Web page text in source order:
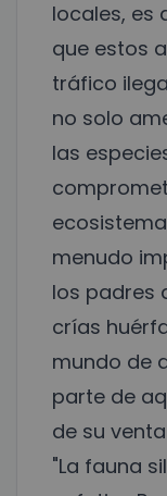
locales, es
que estos
tráfico
no solo
las
menudo
los padres
crías
mundo de
parte de
de su
"La fauna